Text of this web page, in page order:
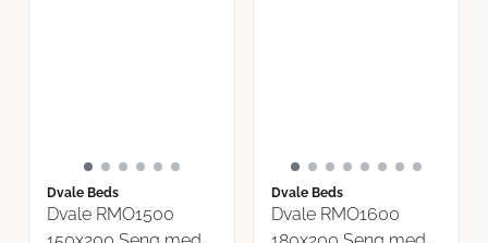
Dvale Beds
Dvale RMO1500
Dvale Beds
Dvale RMO1600